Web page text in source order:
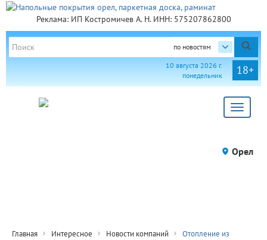
Реклама: ИП Костромичев А. Н. ИНН: 575207862800
по новостям
18+
10 августа 2026 г.
понедельник
Toggle
Орел
Главная Интересное Новости компаний
Отопление из